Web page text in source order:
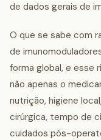
de dados gerais de
O que se sabe com
de
forma global, e esse
não apenas o
nutrição, higiene
cirúrgica, tempo de
cuidados pós-